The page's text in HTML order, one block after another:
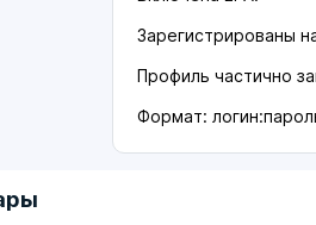
Зарегистрированы
Профиль частично
Формат: